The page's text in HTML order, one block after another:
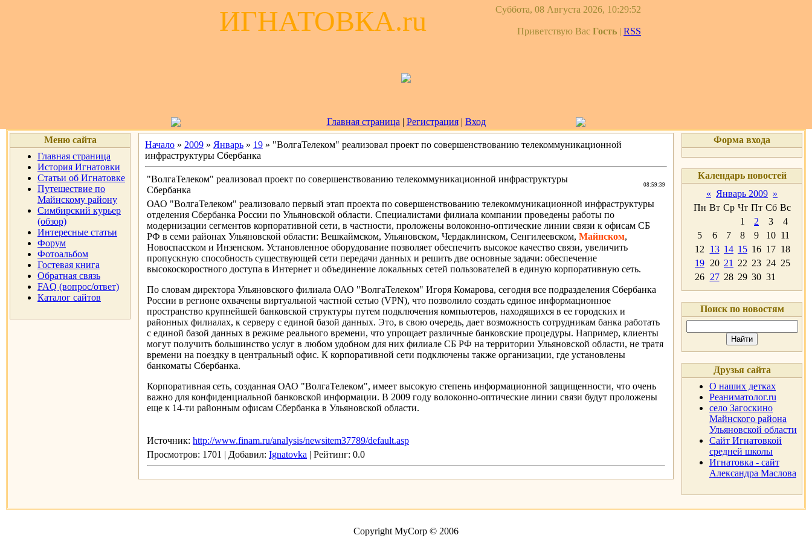
ИГНАТОВКА.ru Суббота, 08 Августа 2026, 10:29:52
Приветствую Вас Гость | RSS
Главная страница | Регистрация| Вход
Меню сайта
Главная страница
История Игнатовки
Статьи об Игнатовке
Путешествие по
Майнскому району
Симбирский курьер
(обзор)
Интересные статьи
Форум
Фотоальбом
Гостевая книга
Обратная связь
FAQ (вопрос/ответ)
Каталог сайтов
Начало » 2009 » Январь » 19 » "ВолгаТелеком" реализовал проект по совершенствованию телекоммуникационной
инфраструктуры Сбербанка
"ВолгаТелеком" реализовал проект по совершенствованию телекоммуникационной инфраструктуры
Сбербанка
08:59:39
ОАО "ВолгаТелеком" реализовало первый этап проекта по совершенствованию телекоммуникационной инфраструктуры
отделения Сбербанка России по Ульяновской области. Специалистами филиала компании проведены работы по
модернизации сегментов корпоративной сети, в частности, проложены волоконно-оптические линии связи к офисам СБ
РФ в семи районах Ульяновской области: Вешкаймском, Ульяновском, Чердаклинском, Сенгилеевском, Майнском,
Новоспасском и Инзенском. Установленное оборудование позволяет обеспечить высокое качество связи, увеличить
пропускную способность существующей сети передачи данных и решить две основные задачи: обеспечение
высокоскоростного доступа в Интернет и объединение локальных сетей пользователей в единую корпоративную сеть.
По словам директора Ульяновского филиала ОАО "ВолгаТелеком" Игоря Комарова, сегодня все подразделения Сбербанка
России в регионе охвачены виртуальной частной сетью (VPN), что позволило создать единое информационное
пространство крупнейшей банковской структуры путем подключения компьютеров, находящихся в ее городских и
районных филиалах, к серверу с единой базой данных. Это, в свою очередь, дает возможность сотрудникам банка работать
с единой базой данных в режиме реального времени, что упрощает различные банковские процедуры. Например, клиенты
могут получить большинство услуг в любом удобном для них филиале СБ РФ на территории Ульяновской области, не тратя
времени на поездку в центральный офис. К корпоративной сети подключены также организации, где установлены
банкоматы Сбербанка.
Корпоративная сеть, созданная ОАО "ВолгаТелеком", имеет высокую степень информационной защищенности, что очень
важно для конфиденциальной банковской информации. В 2009 году волоконно-оптические линии связи будут проложены
еще к 14-ти районным офисам Сбербанка в Ульяновской области.
Источник: http://www.finam.ru/analysis/newsitem37789/default.asp
Просмотров: 1701 | Добавил: Ignatovka | Рейтинг: 0.0
Форма входа
Календарь новостей
« Январь 2009 »
Пн Вт Ср Чт Пт Сб Вс
1
2 3
4
5
6 7 8 9 10 11
12
13 14 15 16 17 18
19 20 21 22 23 24 25
26 27 28 29 30 31
Поиск по новостям
Друзья сайта
О наших детках
Реаниматолог.ru
село Загоскино
Майнского района
Ульяновской области
Сайт Игнатовкой
средней школы
Игнатовка - сайт
Александра Маслова
Copyright MyCorp © 2006